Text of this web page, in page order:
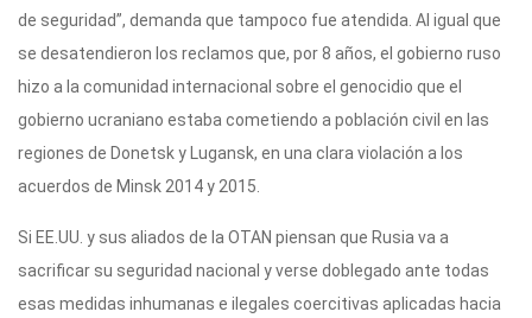
de seguridad”, demanda que tampoco fue atendida. Al igual que
se desatendieron los reclamos que, por 8 años, el gobierno ruso
hizo a la comunidad internacional sobre el genocidio que el
gobierno ucraniano estaba cometiendo a población civil en las
regiones de Donetsk y Lugansk, en una clara violación a los
acuerdos de Minsk 2014 y 2015.
Si EE.UU. y sus aliados de la OTAN piensan que Rusia va a
sacrificar su seguridad nacional y verse doblegado ante todas
esas medidas inhumanas e ilegales coercitivas aplicadas hacia